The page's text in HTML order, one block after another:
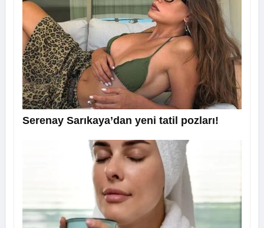
Serenay Sarıkaya’dan yeni tatil pozları!